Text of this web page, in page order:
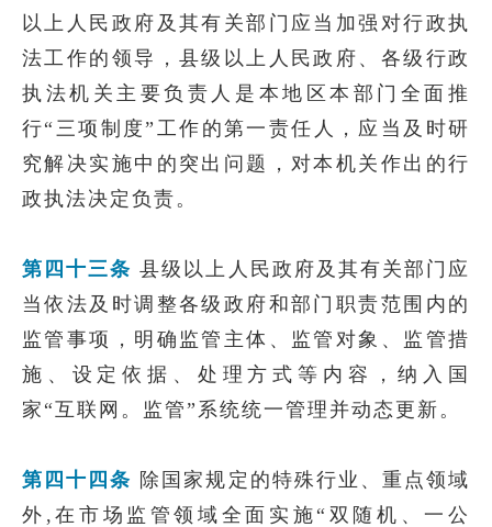
以上人民政府及其有关部门应当加强对行政执
法工作的领导，县级以上人民政府、各级行政
执法机关主要负责人是本地区本部门全面推
行“三项制度”工作的第一责任人，应当及时研
究解决实施中的突出问题，对本机关作出的行
政执法决定负责。
第四十三条 县级以上人民政府及其有关部门应
当依法及时调整各级政府和部门职责范围内的
监管事项，明确监管主体、监管对象、监管措
施、设定依据、处理方式等内容，纳入国
家“互联网。监管”系统统一管理并动态更新。
第四十四条 除国家规定的特殊行业、重点领域
外,在市场监管领域全面实施“双随机、一公